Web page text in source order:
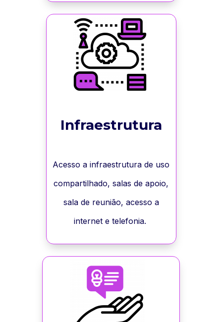
Infraestrutura
Acesso a infraestrutura de uso
compartilhado, salas de apoio,
sala de reunião, acesso a
internet e telefonia.